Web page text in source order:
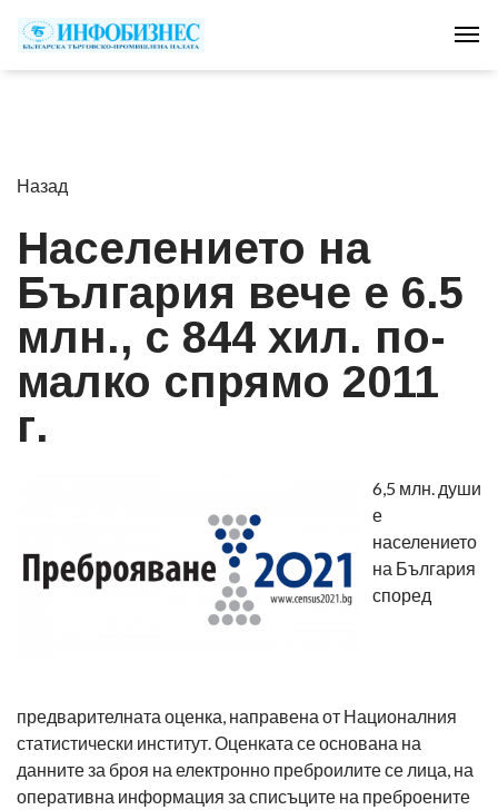
Назад
Населението на
България вече е 6.5
млн., с 844 хил. по-
малко спрямо 2011
г.
6,5 млн. души
е
населението
на България
според
предварителната оценка, направена от Националния
статистически институт. Оценката се основана на
данните за броя на електронно преброилите се лица, на
оперативна информация за списъците на преброените